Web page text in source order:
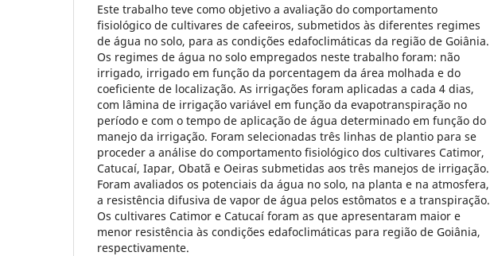
Este trabalho teve como objetivo a avaliação do comportamento
fisiológico de cultivares de cafeeiros, submetidos às diferentes regimes
de água no solo, para as condições edafoclimáticas da região de Goiânia.
Os regimes de água no solo empregados neste trabalho foram: não
irrigado, irrigado em função da porcentagem da área molhada e do
coeficiente de localização. As irrigações foram aplicadas a cada 4 dias,
com lâmina de irrigação variável em função da evapotranspiração no
período e com o tempo de aplicação de água determinado em função do
manejo da irrigação. Foram selecionadas três linhas de plantio para se
proceder a análise do comportamento fisiológico dos cultivares Catimor,
Catucaí, Iapar, Obatã e Oeiras submetidas aos três manejos de irrigação.
Foram avaliados os potenciais da água no solo, na planta e na atmosfera,
a resistência difusiva de vapor de água pelos estômatos e a transpiração.
Os cultivares Catimor e Catucaí foram as que apresentaram maior e
menor resistência às condições edafoclimáticas para região de Goiânia,
respectivamente.